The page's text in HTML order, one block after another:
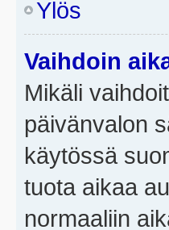
Ylös
Vaihdoin
Mikäli
päivänvalon
käytössä
tuota aikaa
normaaliin